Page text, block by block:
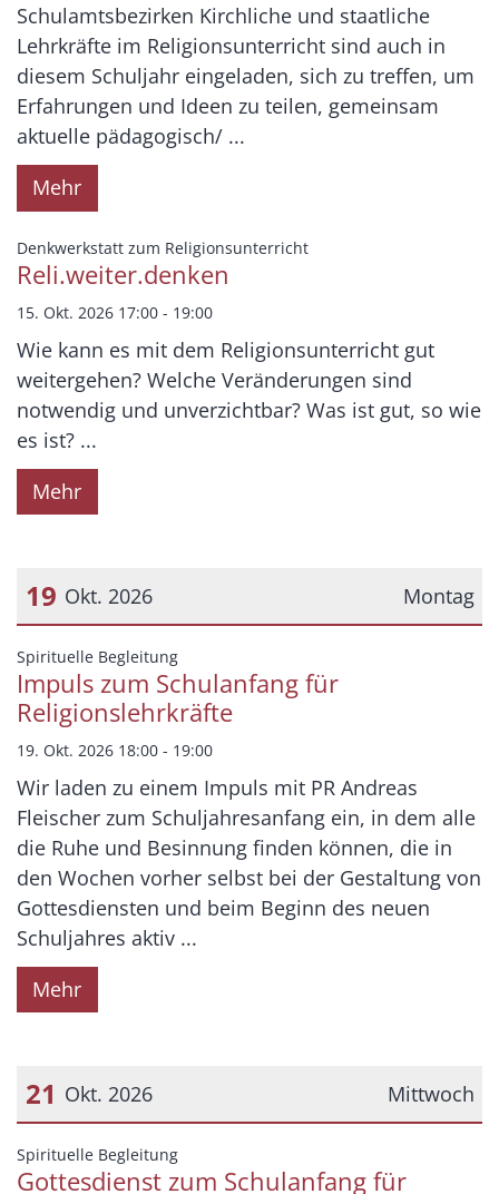
Schulamtsbezirken Kirchliche und staatliche
Lehrkräfte im Religionsunterricht sind auch in
diesem Schuljahr eingeladen, sich zu treffen, um
Erfahrungen und Ideen zu teilen, gemeinsam
aktuelle pädagogisch/ ...
Mehr
Denkwerkstatt zum Religionsunterricht:
Reli.weiter.denken
15. Okt. 2026 17:00 - 19:00
Wie kann es mit dem Religionsunterricht gut
weitergehen? Welche Veränderungen sind
notwendig und unverzichtbar? Was ist gut, so wie
es ist? ...
Mehr
Montag
19 Okt. 2026
Datum: 19. Oktober 2026
Spirituelle Begleitung:
Impuls zum Schulanfang für
Religionslehrkräfte
19. Okt. 2026 18:00 - 19:00
Wir laden zu einem Impuls mit PR Andreas
Fleischer zum Schuljahresanfang ein, in dem alle
die Ruhe und Besinnung finden können, die in
den Wochen vorher selbst bei der Gestaltung von
Gottesdiensten und beim Beginn des neuen
Schuljahres aktiv ...
Mehr
Mittwoch
21 Okt. 2026
Datum: 21. Oktober 2026
Spirituelle Begleitung:
Gottesdienst zum Schulanfang für